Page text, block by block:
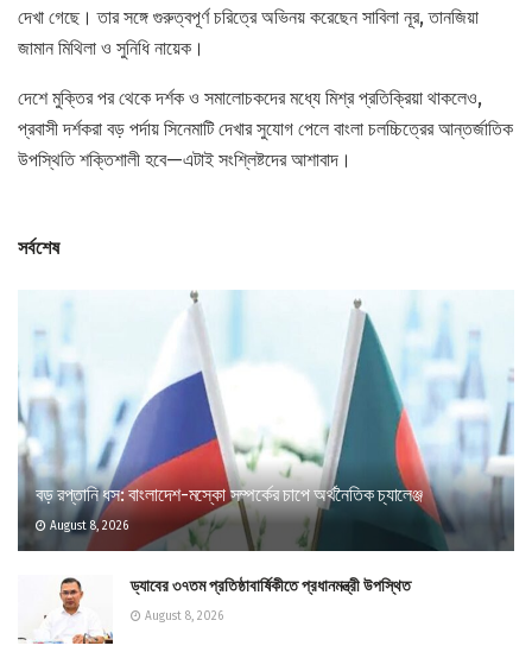
দেখা গেছে। তার সঙ্গে গুরুত্বপূর্ণ চরিত্রে অভিনয় করেছেন সাবিলা নূর, তানজিয়া
জামান মিথিলা ও সুনিধি নায়েক।
দেশে মুক্তির পর থেকে দর্শক ও সমালোচকদের মধ্যে মিশ্র প্রতিক্রিয়া থাকলেও,
প্রবাসী দর্শকরা বড় পর্দায় সিনেমাটি দেখার সুযোগ পেলে বাংলা চলচ্চিত্রের আন্তর্জাতিক
উপস্থিতি শক্তিশালী হবে—এটাই সংশ্লিষ্টদের আশাবাদ।
সর্বশেষ
বড় রপ্তানি ধস: বাংলাদেশ-মস্কো সম্পর্কের চাপে অর্থনৈতিক চ্যালেঞ্জ
August 8, 2026
ড্যাবের ৩৭তম প্রতিষ্ঠাবার্ষিকীতে প্রধানমন্ত্রী উপস্থিত
August 8, 2026